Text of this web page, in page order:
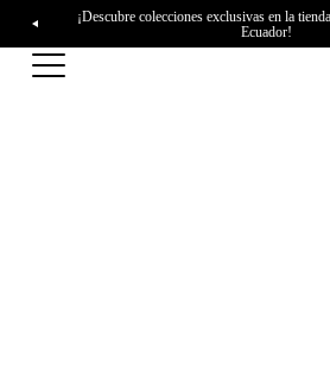
¡Descubre colecciones exclusivas en la
Ecuador!